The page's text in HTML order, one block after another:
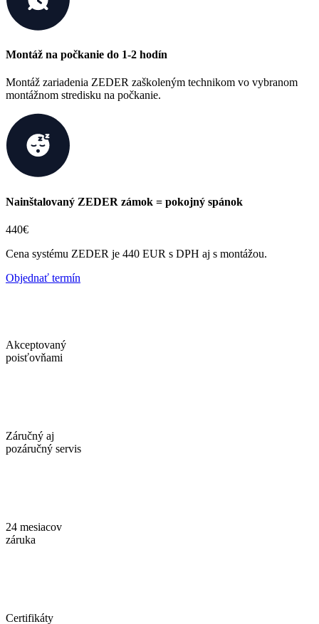
Montáž na počkanie do 1-2 hodín
Montáž zariadenia ZEDER zaškoleným technikom vo vybranom
montážnom stredisku na počkanie.
Nainštalovaný ZEDER zámok = pokojný spánok
440€
Cena systému ZEDER je 440 EUR s DPH aj s montážou.
Objednať termín
Akceptovaný
poisťovňami
Záručný aj
pozáručný servis
24 mesiacov
záruka
Certifikáty